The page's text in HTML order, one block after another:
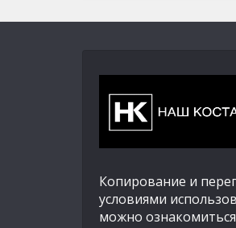
Копирование и
условиями
можно ознакомиться